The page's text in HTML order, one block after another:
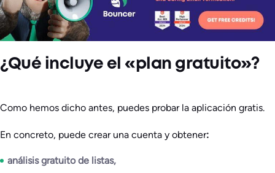
¿Qué incluye el «plan gratuito»?
Como hemos dicho antes, puedes probar la aplicación gratis.
En concreto, puede crear una cuenta y obtener:
análisis gratuito de listas,